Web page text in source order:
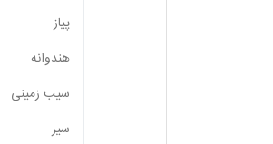
پیاز
هندوانه
سیب زمینی
سیر